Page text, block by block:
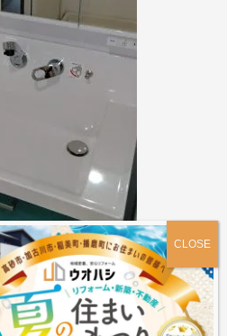
ラ」を取り付けました。